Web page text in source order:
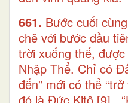
661. Bước cuối
chẽ với bước đầu
trời xuống thế,
Nhập Thể. Chỉ có
đến” mới có thể
đó là Đức Kitô [9] .